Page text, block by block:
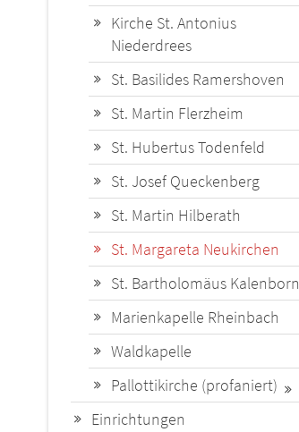
Kirche St. Antonius
Niederdrees
St. Basilides Ramershoven
St. Martin Flerzheim
St. Hubertus Todenfeld
St. Josef Queckenberg
St. Martin Hilberath
St. Margareta Neukirchen
St. Bartholomäus Kalenborn
Marienkapelle Rheinbach
Waldkapelle
Pallottikirche (profaniert)
Einrichtungen